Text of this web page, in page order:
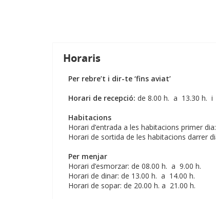
Horaris
Per rebre’t i dir-te ‘fins aviat’
Horari de recepció: de 8.00 h. a 13.30 h. i
Habitacions
Horari d’entrada a les habitacions primer
Horari de sortida de les habitacions darrer
Per menjar
Horari d’esmorzar: de 08.00 h. a 9.00 h.
Horari de dinar: de 13.00 h. a 14.00 h.
Horari de sopar: de 20.00 h. a 21.00 h.